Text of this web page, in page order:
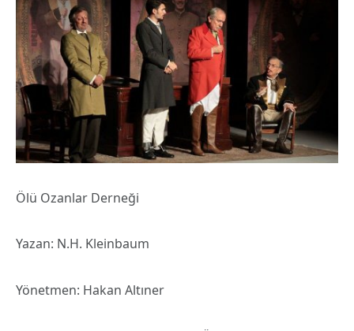
Ölü Ozanlar Derneği
Yazan: N.H. Kleinbaum
Yönetmen: Hakan Altıner